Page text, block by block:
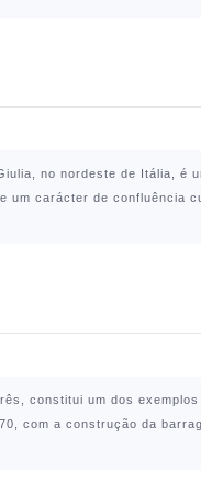
no nordeste de Itália,
um carácter de confluência
, constitui um dos
com a construção da